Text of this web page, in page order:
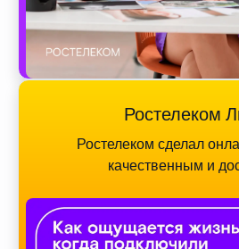
Ростелеком
Ростелеком сделал
качественным и